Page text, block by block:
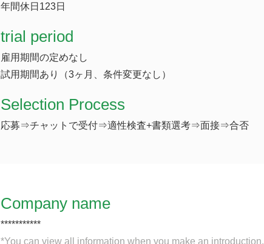
年間休日123日
trial period
雇用期間の定めなし
試用期間あり（3ヶ月、条件変更なし）
Selection Process
応募⇒チャットで受付⇒適性検査+書類選考⇒面接⇒合否
Company name
***********
*You can view all information when you make an introduction.